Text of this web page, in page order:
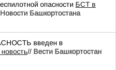
опасности БСТ в
Башкортостана
введен в
// Вести Башкортостан